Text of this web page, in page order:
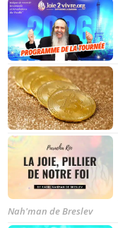
Nah'man de Breslev